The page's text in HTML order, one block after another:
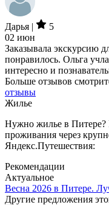
Дарья |
5
02 июн
Заказывала экскурсию
понравилось. Ольга
интересно и
Больше отзывов
отзывы
Жилье
Нужно жилье в
проживания через
Яндекс.Путешествия:
Рекомендации
Актуальное
Весна 2026 в Питере.
Другие предложения